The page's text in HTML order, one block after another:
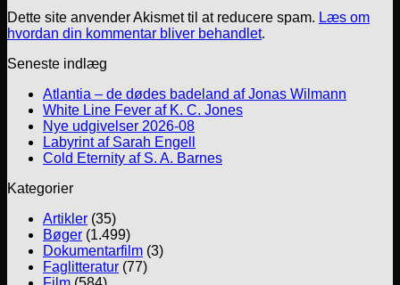
Dette site anvender Akismet til at reducere spam. Læs om
hvordan din kommentar bliver behandlet.
Seneste indlæg
Atlantia – de dødes badeland af Jonas Wilmann
White Line Fever af K. C. Jones
Nye udgivelser 2026-08
Labyrint af Sarah Engell
Cold Eternity af S. A. Barnes
Kategorier
Artikler (35)
Bøger (1.499)
Dokumentarfilm (3)
Faglitteratur (77)